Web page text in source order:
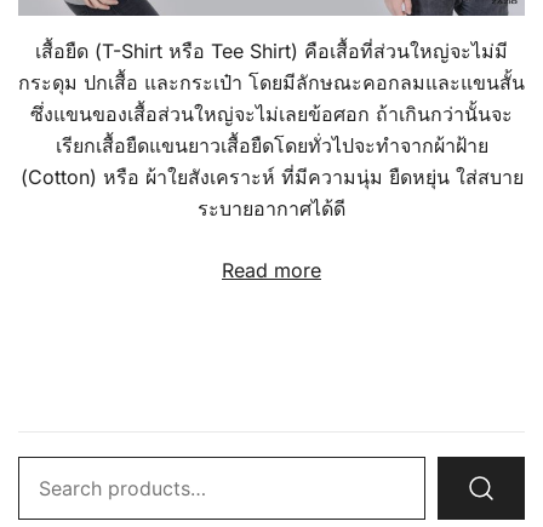
เสื้อยืด (T-Shirt หรือ Tee Shirt) คือเสื้อที่ส่วนใหญ่จะไม่มี
กระดุม ปกเสื้อ และกระเป๋า โดยมีลักษณะคอกลมและแขนสั้น
ซึ่งแขนของเสื้อส่วนใหญ่จะไม่เลยข้อศอก ถ้าเกินกว่านั้นจะ
เรียกเสื้อยืดแขนยาวเสื้อยืดโดยทั่วไปจะทำจากผ้าฝ้าย
(Cotton) หรือ ผ้าใยสังเคราะห์ ที่มีความนุ่ม ยืดหยุ่น ใส่สบาย
ระบายอากาศได้ดี
Read more
for: